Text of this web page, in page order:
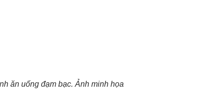
ăn uống đạm bạc. Ảnh minh họa